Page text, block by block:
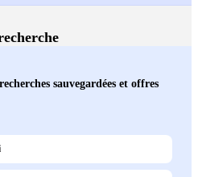
sauvegardées et offres